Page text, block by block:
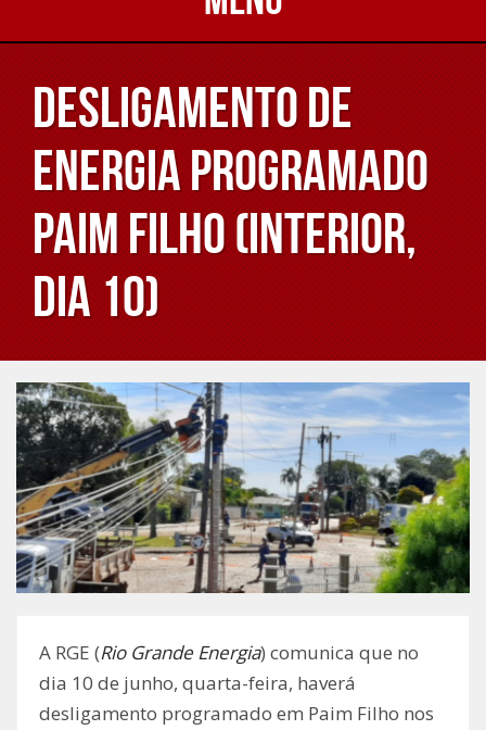
Desligamento de
energia programado
Paim Filho (interior,
dia 10)
A RGE (Rio Grande Energia) comunica que no
dia 10 de junho, quarta-feira, haverá
desligamento programado em Paim Filho nos